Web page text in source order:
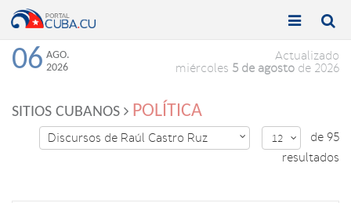
Toggle

Toggle

06 AGO.
2026
Actualizado
miércoles 5 de agosto de 2026
SITIOS CUBANOS POLÍTICA
Discursos de Raúl Castro Ruz  12 
de 95
resultados